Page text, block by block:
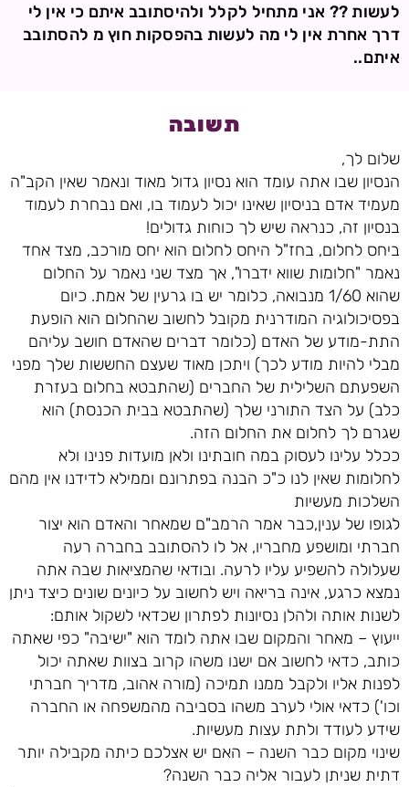
לעשות ?? אני מתחיל לקלל ולהיסתובב איתם כי אין לי
דרך אחרת אין לי מה לעשות בהפסקות חוץ מ להסתובב
איתם..
תשובה
שלום לך,
הנסיון שבו אתה עומד הוא נסיון גדול מאוד ונאמר שאין הקב"ה
מעמיד אדם בניסיון שאינו יכול לעמוד בו, ואם נבחרת לעמוד
בנסיון זה, כנראה שיש לך כוחות גדולים!
ביחס לחלום, בחז"ל היחס לחלום הוא יחס מורכב, מצד אחד
נאמר "חלומות שווא ידברו", אך מצד שני נאמר על החלום
שהוא 1/60 מנבואה, כלומר יש בו גרעין של אמת. כיום
בפסיכולוגיה המודרנית מקובל לחשוב שהחלום הוא הופעת
התת-מודע של האדם (כלומר דברים שהאדם חושב עליהם
מבלי להיות מודע לכך) ויתכן מאוד שעצם החששות שלך מפני
השפעתם השלילית של החברים (שהתבטא בחלום בעזרת
כלב) על הצד התורני שלך (שהתבטא בבית הכנסת) הוא
שגרם לך לחלום את החלום הזה.
ככלל עלינו לעסוק במה חובתינו ולאן מועדות פנינו ולא
לחלומות שאין לנו כ"כ הבנה בפתרונם וממילא לדידנו אין מהם
השלכות מעשיות
לגופו של ענין,כבר אמר הרמב"ם שמאחר והאדם הוא יצור
חברתי ומושפע מחבריו, אל לו להסתובב בחברה רעה
שעלולה להשפיע עליו לרעה. ובודאי שהמציאות שבה אתה
נמצא כרגע, אינה בריאה ויש לחשוב על כיונים שונים כיצד ניתן
לשנות אותה ולהלן נסיונות לפתרון שכדאי לשקול אותם:
ייעוץ – מאחר והמקום שבו אתה לומד הוא "ישיבה" כפי שאתה
כותב, כדאי לחשוב אם ישנו משהו קרוב בצוות שאתה יכול
לפנות אליו ולקבל ממנו תמיכה (מורה אהוב, מדריך חברתי
וכו') כדאי אולי לערב משהו בסביבה מהמשפחה או החברה
שידע לעודד ולתת עצות מעשיות.
שינוי מקום כבר השנה – האם יש אצלכם כיתה מקבילה יותר
דתית שניתן לעבור אליה כבר השנה?